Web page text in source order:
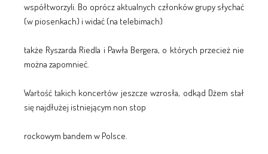
współtworzyli. Bo oprócz aktualnych członków grupy słychać
(w piosenkach) i widać (na telebimach)
także Ryszarda Riedla i Pawła Bergera, o których przecież nie
można zapomnieć.
Wartość takich koncertów jeszcze wzrosła, odkąd Dżem stał
się najdłużej istniejącym non stop
rockowym bandem w Polsce.